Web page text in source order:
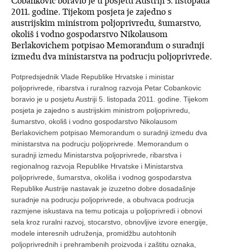
2011. godine. Tijekom posjeta je zajedno s
austrijskim ministrom poljoprivredu, šumarstvo,
okoliš i vodno gospodarstvo Nikolausom
Berlakovichem potpisao Memorandum o suradnji
izmedu dva ministarstva na podrucju poljoprivrede.
Potpredsjednik Vlade Republike Hrvatske i ministar
poljoprivrede, ribarstva i ruralnog razvoja Petar Cobankovic
boravio je u posjetu Austriji 5. listopada 2011. godine. Tijekom
posjeta je zajedno s austrijskim ministrom poljoprivredu,
šumarstvo, okoliš i vodno gospodarstvo Nikolausom
Berlakovichem potpisao Memorandum o suradnji izmedu dva
ministarstva na podrucju poljoprivrede. Memorandum o
suradnji izmedu Ministarstva poljoprivrede, ribarstva i
regionalnog razvoja Republike Hrvatske i Ministarstva
poljoprivrede, šumarstva, okoliša i vodnog gospodarstva
Republike Austrije nastavak je izuzetno dobre dosadašnje
suradnje na podrucju poljoprivrede, a obuhvaca podrucja
razmjene iskustava na temu poticaja u poljoprivredi i obnovi
sela kroz ruralni razvoj, stocarstvo, obnovljive izvore energije,
modele interesnih udruženja, promidžbu autohtonih
poljoprivrednih i prehrambenih proizvoda i zaštitu oznaka,